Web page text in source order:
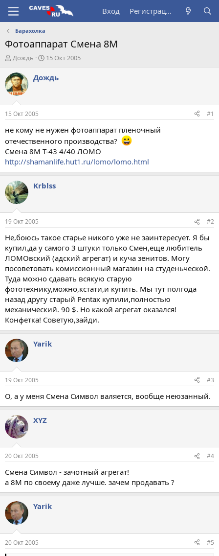
Вход Регистрация
Барахолка
Фотоаппарат Смена 8М
А
т
о
р
т
е
м
ы
Дождь
Д
т
а
л
15 Окт 2005
Дождь
15 Окт 2005 #1
не кому не нужен фотоаппарат пленочный
отечественного производства?
Смена 8М Т-43 4/40 ЛОМО
http://shamanlife.hut1.ru/lomo/lomo.html
Krblss
19 Окт 2005 #2
Не,боюсь такое старье никого уже не заинтересует. Я бы
купил,да у самого 3 штуки только Смен,еще любитель
ЛОМОвский (адский агрегат) и куча зенитов. Могу
посоветовать комиссионный магазин на студеньческой.
Туда можно сдавать всякую старую
фототехнику,можно,кстати,и купить. Мы тут полгода
назад другу старый Pentax купили,полностью
механический. 90 $. Но какой агрегат оказался!
Конфетка! Советую,зайди.
Yarik
19 Окт 2005 #3
О, а у меня Смена Символ валяется, вообще неюзанный.
XYZ
20 Окт 2005 #4
Смена Символ - зачотный агрегат!
а 8М по своему даже лучше. зачем продавать ?
Yarik
20 Окт 2005 #5